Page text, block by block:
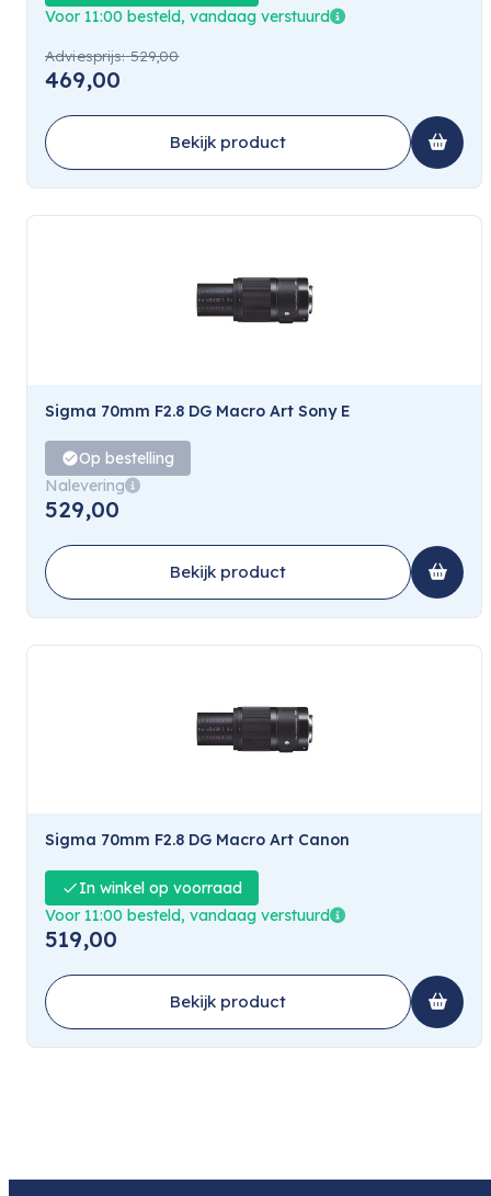
Voor 11:00 besteld, vandaag verstuurd
Adviesprijs: 529,00
469,00
Bekijk product
Sigma 70mm F2.8 DG Macro Art Sony E
Op bestelling
Nalevering
529,00
Bekijk product
Sigma 70mm F2.8 DG Macro Art Canon
In winkel op voorraad
Voor 11:00 besteld, vandaag verstuurd
519,00
Bekijk product